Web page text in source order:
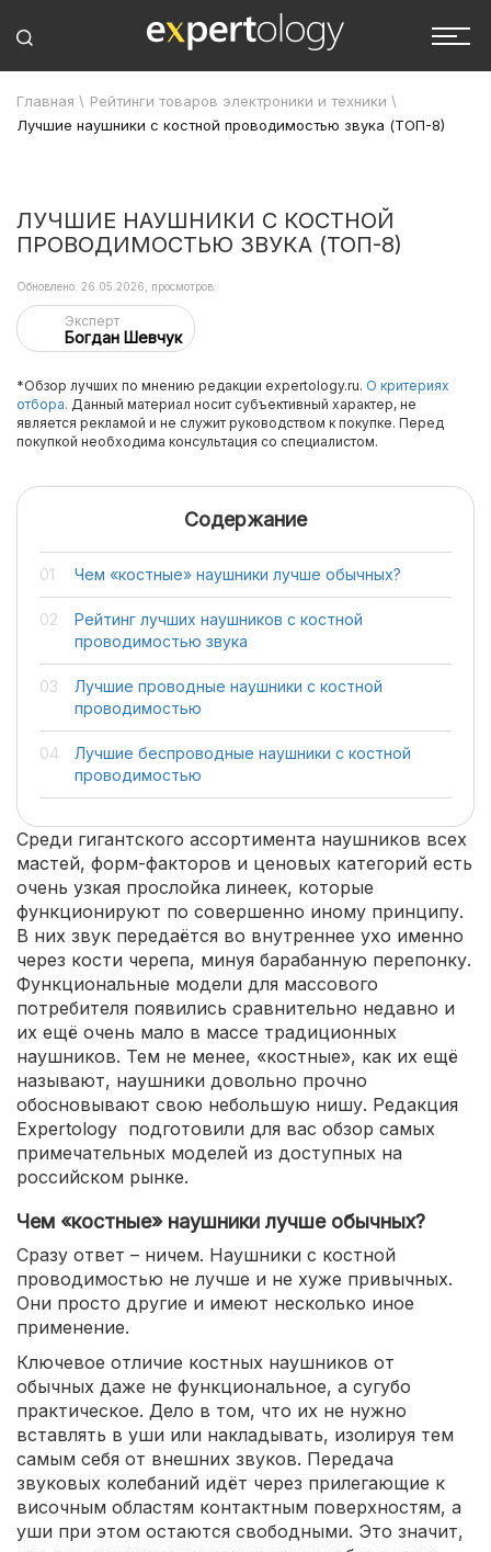
Главная \ Рейтинги товаров электроники и техники \
Лучшие наушники с костной проводимостью звука (ТОП-8)
ЛУЧШИЕ НАУШНИКИ С КОСТНОЙ
ПРОВОДИМОСТЬЮ ЗВУКА (ТОП-8)
Эксперт
Богдан Шевчук
Обновлено: 26.05.2026, просмотров:
*Обзор лучших по мнению редакции expertology.ru. О критериях
отбора. Данный материал носит субъективный характер, не
является рекламой и не служит руководством к покупке. Перед
покупкой необходима консультация со специалистом.
Содержание
Чем «костные» наушники лучше обычных?
Рейтинг лучших наушников с костной
проводимостью звука
Лучшие проводные наушники с костной
проводимостью
Лучшие беспроводные наушники с костной
проводимостью
Среди гигантского ассортимента наушников всех
мастей, форм-факторов и ценовых категорий есть
очень узкая прослойка линеек, которые
функционируют по совершенно иному принципу.
В них звук передаётся во внутреннее ухо именно
через кости черепа, минуя барабанную перепонку.
Функциональные модели для массового
потребителя появились сравнительно недавно и
их ещё очень мало в массе традиционных
наушников. Тем не менее, «костные», как их ещё
называют, наушники довольно прочно
обосновывают свою небольшую нишу. Редакция
Expertology подготовили для вас обзор самых
примечательных моделей из доступных на
российском рынке.
Чем «костные» наушники лучше обычных?
Сразу ответ – ничем. Наушники с костной
проводимостью не лучше и не хуже привычных.
Они просто другие и имеют несколько иное
применение.
Ключевое отличие костных наушников от
обычных даже не функциональное, а сугубо
практическое. Дело в том, что их не нужно
вставлять в уши или накладывать, изолируя тем
самым себя от внешних звуков. Передача
звуковых колебаний идёт через прилегающие к
височным областям контактным поверхностям, а
уши при этом остаются свободными. Это значит,